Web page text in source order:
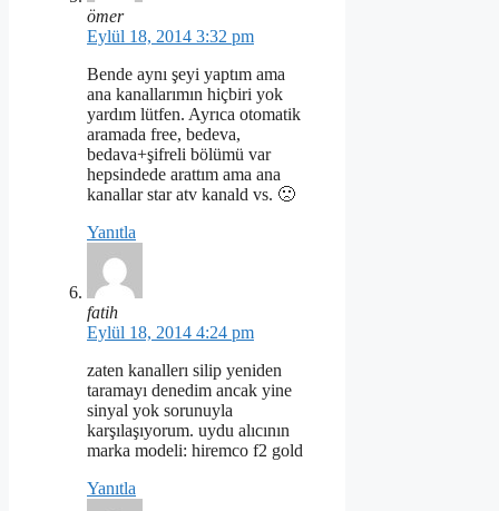
ömer
Eylül 18, 2014 3:32 pm
Bende aynı şeyi yaptım ama
ana kanallarımın hiçbiri yok
yardım lütfen. Ayrıca otomatik
aramada free, bedeva,
bedava+şifreli bölümü var
hepsindede arattım ama ana
kanallar star atv kanald vs. 🙁
Yanıtla
fatih
Eylül 18, 2014 4:24 pm
zaten kanallerı silip yeniden
taramayı denedim ancak yine
sinyal yok sorunuyla
karşılaşıyorum. uydu alıcının
marka modeli: hiremco f2 gold
Yanıtla